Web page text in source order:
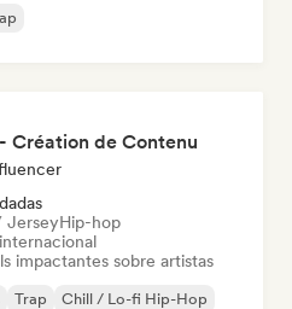
Création de Contenu
JerseyHip-hop
impactantes sobre artistas
Trap
Chill / Lo-fi Hip-Hop